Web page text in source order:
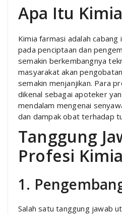
Apa Itu
Kimia farmasi adalah
pada penciptaan dan
semakin berkembangnya
masyarakat akan
semakin menjanjikan. Para
dikenal sebagai apoteker
mendalam mengenai
dan dampak obat terhadap
Tanggung
Profesi
1.
Salah satu tanggung jawab